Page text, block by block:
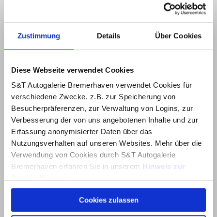
Zustimmung Details Über Cookies
Diese Webseite verwendet Cookies
S&T Autogalerie Bremerhaven verwendet Cookies für
verschiedene Zwecke, z.B. zur Speicherung von
Besucherpräferenzen, zur Verwaltung von Logins, zur
Verbesserung der von uns angebotenen Inhalte und zur
Erfassung anonymisierter Daten über das
Nutzungsverhalten auf unseren Websites. Mehr über die
Verwendung von Cookies durch S&T Autogalerie
Bremerhaven erfahren Sie in unserem Hinweis zur
Über dieses Banner können Sie auswählen, welche
Cookies von dieser Website Sie akzeptieren möchten.
Cookies zulassen